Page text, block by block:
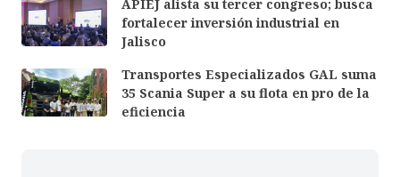
APIEJ alista su tercer congreso; busca
fortalecer inversión industrial en
Jalisco
Transportes Especializados GAL suma
35 Scania Super a su flota en pro de la
eficiencia